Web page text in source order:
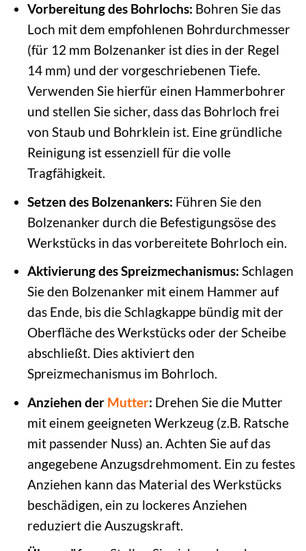
Vorbereitung des Bohrlochs: Bohren Sie das
Loch mit dem empfohlenen Bohrdurchmesser
(für 12 mm Bolzenanker ist dies in der Regel
14 mm) und der vorgeschriebenen Tiefe.
Verwenden Sie hierfür einen Hammerbohrer
und stellen Sie sicher, dass das Bohrloch frei
von Staub und Bohrklein ist. Eine gründliche
Reinigung ist essenziell für die volle
Tragfähigkeit.
Setzen des Bolzenankers: Führen Sie den
Bolzenanker durch die Befestigungsöse des
Werkstücks in das vorbereitete Bohrloch ein.
Aktivierung des Spreizmechanismus: Schlagen
Sie den Bolzenanker mit einem Hammer auf
das Ende, bis die Schlagkappe bündig mit der
Oberfläche des Werkstücks oder der Scheibe
abschließt. Dies aktiviert den
Spreizmechanismus im Bohrloch.
Anziehen der Mutter: Drehen Sie die Mutter
mit einem geeigneten Werkzeug (z.B. Ratsche
mit passender Nuss) an. Achten Sie auf das
angegebene Anzugsdrehmoment. Ein zu festes
Anziehen kann das Material des Werkstücks
beschädigen, ein zu lockeres Anziehen
reduziert die Auszugskraft.